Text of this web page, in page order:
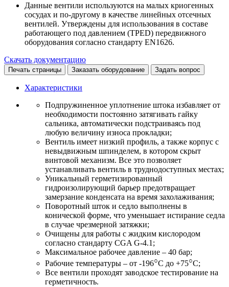
Данные вентили используются на малых криогенных
сосудах и по-другому в качестве линейных отсечных
вентилей. Утверждены для использования в составе
работающего под давлением (TPED) передвижного
оборудования согласно стандарту EN1626.
Скачать документацию
Печать страницы Заказать оборудование Задать вопрос
Характеристики
Подпружиненное уплотнение штока избавляет от
необходимости постоянно затягивать гайку
сальника, автоматически подстраиваясь под
любую величину износа прокладки;
Вентиль имеет низкий профиль, а также корпус с
невыдвижным шпинделем, в котором скрыт
винтовой механизм. Все это позволяет
устанавливать вентиль в труднодоступных местах;
Уникальный герметизированный
гидроизолирующий барьер предотвращает
замерзание конденсата на время захолаживания;
Поворотный шток и седло выполнены в
конической форме, что уменьшает истирание седла
в случае чрезмерной затяжки;
Очищены для работы с жидким кислородом
согласно стандарту CGA G-4.1;
Максимальное рабочее давление – 40 бар;
Рабочие температуры – от -196○С до +75○С;
Все вентили проходят заводское тестирование на
герметичность.